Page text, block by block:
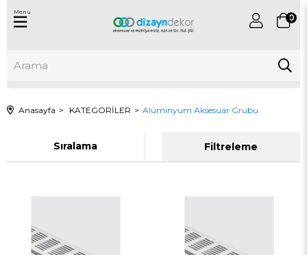
0
Menu
Anasayfa KATEGORİLER Alüminyum Aksesuar Grubu
Filtreleme
Sıralama